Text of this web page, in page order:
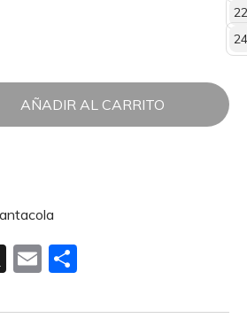
22
24
AÑADIR AL CARRITO
X
E
ai m